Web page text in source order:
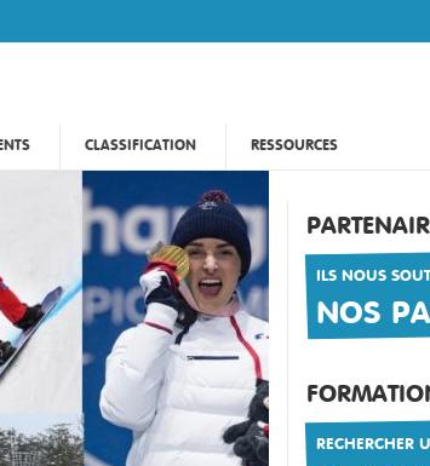
CLASSIFICATION RESSOURCES
ILS NOUS
NOS
RECHERCHER